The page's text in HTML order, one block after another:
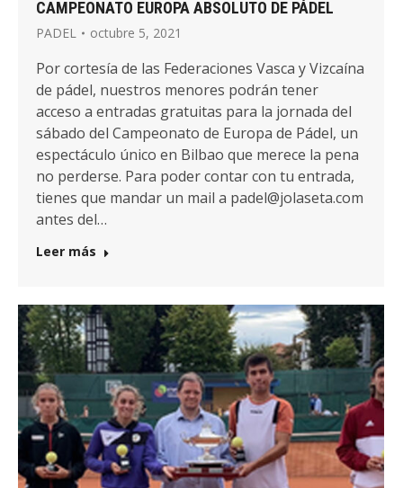
CAMPEONATO EUROPA ABSOLUTO DE PÁDEL
PADEL octubre 5, 2021
Por cortesía de las Federaciones Vasca y Vizcaína
de pádel, nuestros menores podrán tener
acceso a entradas gratuitas para la jornada del
sábado del Campeonato de Europa de Pádel, un
espectáculo único en Bilbao que merece la pena
no perderse. Para poder contar con tu entrada,
tienes que mandar un mail a padel@jolaseta.com
antes del…
Leer más